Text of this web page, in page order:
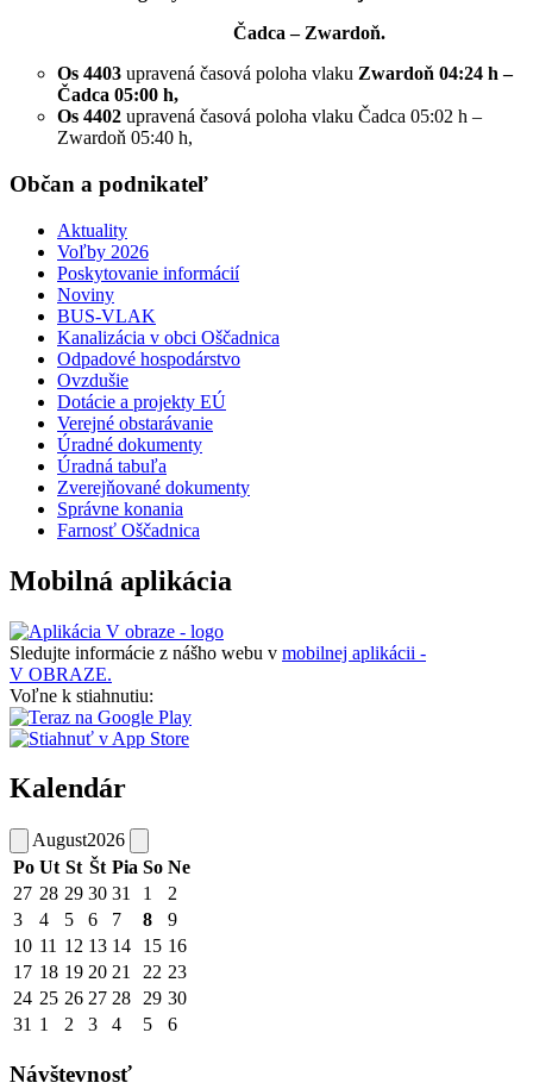
Čadca – Zwardoň.
Os 4403 upravená časová poloha vlaku Zwardoň 04:24 h –
Čadca 05:00 h,
Os 4402 upravená časová poloha vlaku Čadca 05:02 h –
Zwardoň 05:40 h,
Občan a podnikateľ
Aktuality
Voľby 2026
Poskytovanie informácií
Noviny
BUS-VLAK
Kanalizácia v obci Oščadnica
Odpadové hospodárstvo
Ovzdušie
Dotácie a projekty EÚ
Verejné obstarávanie
Úradné dokumenty
Úradná tabuľa
Zverejňované dokumenty
Správne konania
Farnosť Oščadnica
Mobilná aplikácia
Sledujte informácie z nášho webu v mobilnej aplikácii -
V OBRAZE.
Voľne k stiahnutiu:
Kalendár
August2026
Po Ut St Št Pia So Ne
27 28 29 30 31 1
2
3
4 5 6 7 8
9
10 11 12 13 14 15 16
17 18 19 20 21 22 23
24 25 26 27 28 29 30
31 1 2 3 4 5 6
Návštevnosť